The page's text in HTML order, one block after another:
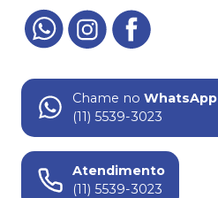
Chame no WhatsApp
(11) 5539-3023
Atendimento
(11) 5539-3023